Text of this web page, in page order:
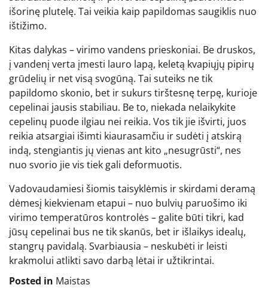
išorinę plutelę. Tai veikia kaip papildomas saugiklis nuo
ištižimo.
Kitas dalykas – virimo vandens prieskoniai. Be druskos,
į vandenį verta įmesti lauro lapą, keletą kvapiųjų pipirų
grūdelių ir net visą svogūną. Tai suteiks ne tik
papildomo skonio, bet ir sukurs tirštesnę terpę, kurioje
cepelinai jausis stabiliau. Be to, niekada nelaikykite
cepelinų puode ilgiau nei reikia. Vos tik jie išvirti, juos
reikia atsargiai išimti kiaurasamčiu ir sudėti į atskirą
indą, stengiantis jų vienas ant kito „nesugrūsti“, nes
nuo svorio jie vis tiek gali deformuotis.
Vadovaudamiesi šiomis taisyklėmis ir skirdami deramą
dėmesį kiekvienam etapui – nuo bulvių paruošimo iki
virimo temperatūros kontrolės – galite būti tikri, kad
jūsų cepelinai bus ne tik skanūs, bet ir išlaikys idealų,
stangrų pavidalą. Svarbiausia – neskubėti ir leisti
krakmolui atlikti savo darbą lėtai ir užtikrintai.
Posted in Maistas